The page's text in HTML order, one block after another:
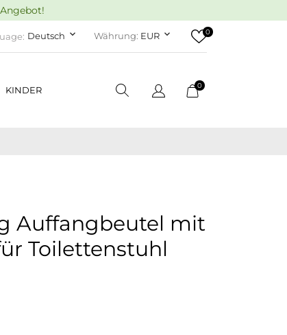
Deutsch keyboard_arrow_down Währung: EUR keyboard_arrow_down 0
KINDER 0
Auffangbeutel mit
Toilettenstuhl